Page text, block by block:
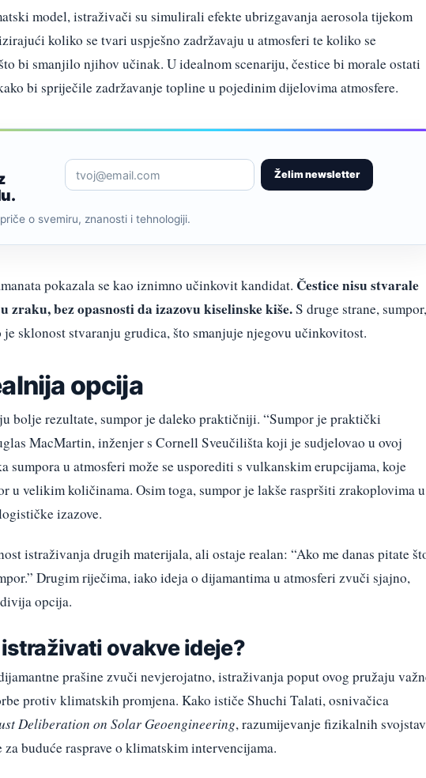
model, istraživači su simulirali efekte ubrizgavanja aerosola tijekom
koliko se tvari uspješno zadržavaju u atmosferi te koliko se
bi smanjilo njihov učinak. U idealnom scenariju, čestice bi morale ostati
bi spriječile zadržavanje topline u pojedinim dijelovima atmosfere.
Želim newsletter
o svemiru, znanosti i tehnologiji.
pokazala se kao iznimno učinkovit kandidat. Čestice nisu stvarale
zraku, bez opasnosti da izazovu kiselinske kiše.S druge strane, sumpor,
sklonost stvaranju grudica, što smanjuje njegovu učinkovitost.
opcija
bolje rezultate, sumpor je daleko praktičniji. “Sumpor je praktički
MacMartin, inženjer s Cornell Sveučilišta koji je sudjelovao u ovoj
sumpora u atmosferi može se usporediti s vulkanskim erupcijama, koje
u velikim količinama. Osim toga, sumpor je lakše raspršiti zrakoplovima u
izazove.
istraživanja drugih materijala, ali ostaje realan: “Ako me danas pitate
Drugim riječima, iako ideja o dijamantima u atmosferi zvuči sjajno,
opcija.
ovakve ideje?
prašine zvuči nevjerojatno, istraživanja poput ovog pružaju
protiv klimatskih promjena. Kako ističe Shuchi Talati, osnivačica
Deliberation on Solar Geoengineering, razumijevanje fizikalnih
buduće rasprave o klimatskim intervencijama.